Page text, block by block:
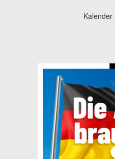
Kalender